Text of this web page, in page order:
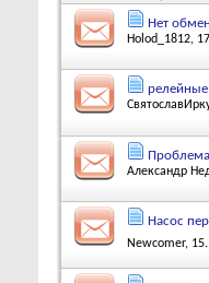
Нет
Holod_1812,
Александр
Насос
Newcomer,